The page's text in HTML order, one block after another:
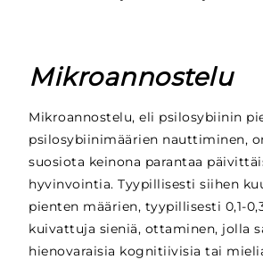
Mikroannostelu
Mikroannostelu, eli psilosybiinin
psilosybiinimäärien nauttiminen,
suosiota keinona parantaa
hyvinvointia. Tyypillisesti siihen
pienten määrien, tyypillisesti 0,1-
kuivattuja sieniä, ottaminen, jolla
hienovaraisia kognitiivisia tai